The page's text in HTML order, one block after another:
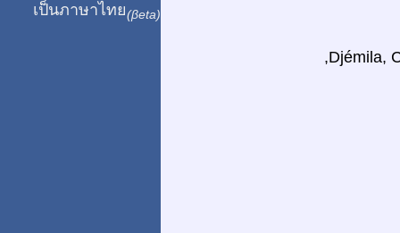
נעשה שימוש בתקעים הבאים: (כולל אלג'יר, חמאד פורט, Djémila, Casbah, Timgad, Tipasa,
เป็นภาษาไทย(βeta)